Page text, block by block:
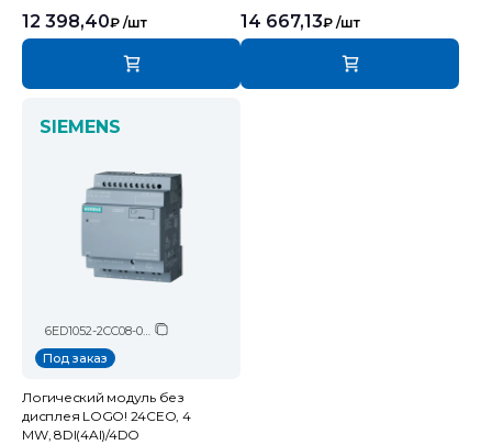
12 398,40₽ /шт 14 667,13₽ /шт
SIEMENS
6ED1052-2CC08-0BA2
Под заказ
Логический модуль без
дисплея LOGO! 24CEO, 4
MW, 8DI(4AI)/4DO